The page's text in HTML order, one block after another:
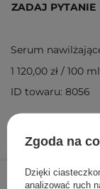
336,00
ZADAJ PYTANIE
Serum
1 120,00 zł / 100 ml
ID towaru: 8056
Zgoda na
Dzięki
analizować ruch